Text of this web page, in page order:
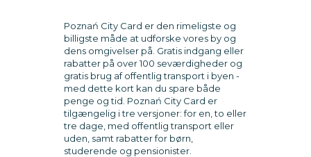
Poznań City Card er den rimeligste og
billigste måde at udforske vores by og
dens omgivelser på. Gratis indgang eller
rabatter på over 100 seværdigheder og
gratis brug af offentlig transport i byen -
med dette kort kan du spare både
penge og tid. Poznań City Card er
tilgængelig i tre versjoner: for en, to eller
tre dage, med offentlig transport eller
uden, samt rabatter for børn,
studerende og pensionister.